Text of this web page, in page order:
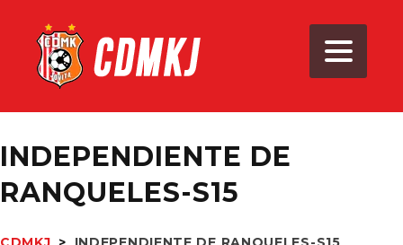
INDEPENDIENTE DE
RANQUELES-S15